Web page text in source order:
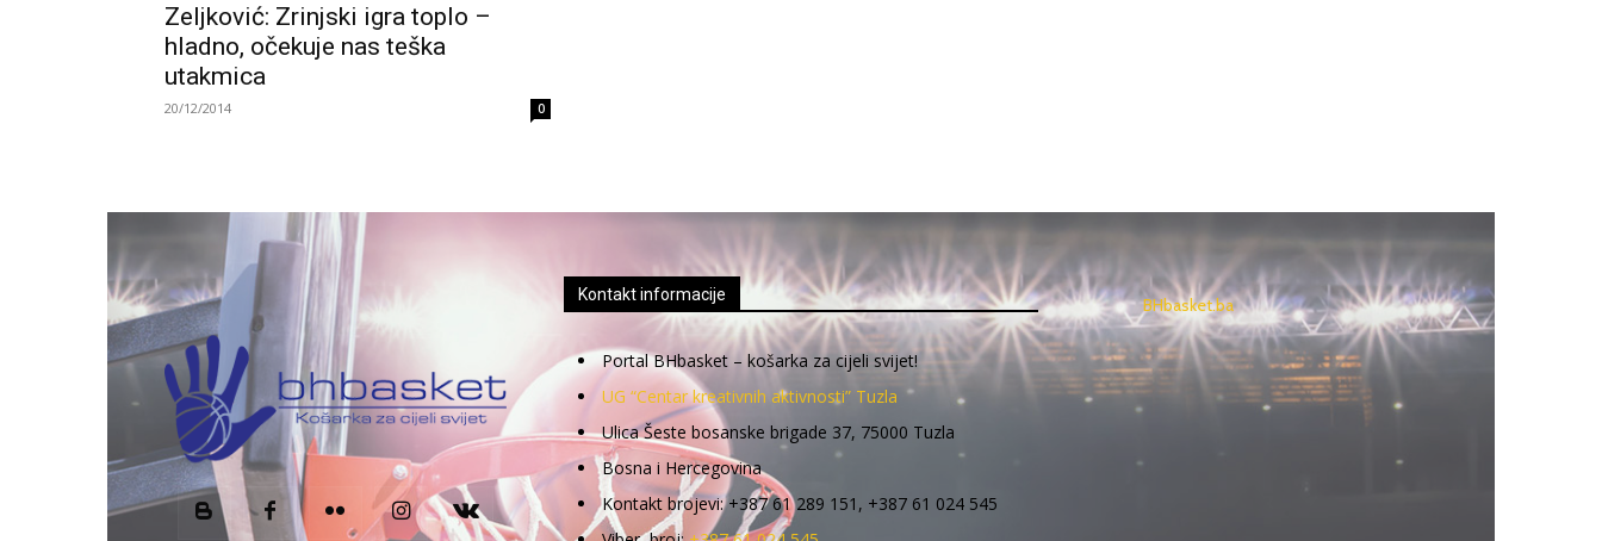
Zeljković: Zrinjski igra toplo –
hladno, očekuje nas teška
utakmica
20/12/2014 0
Kontakt informacije
Portal BHbasket – košarka za cijeli svijet!
UG “Centar kreativnih aktivnosti” Tuzla
Ulica Šeste bosanske brigade 37, 75000 Tuzla
Bosna i Hercegovina
Kontakt brojevi: +387 61 289 151, +387 61 024 545
BHbasket.ba